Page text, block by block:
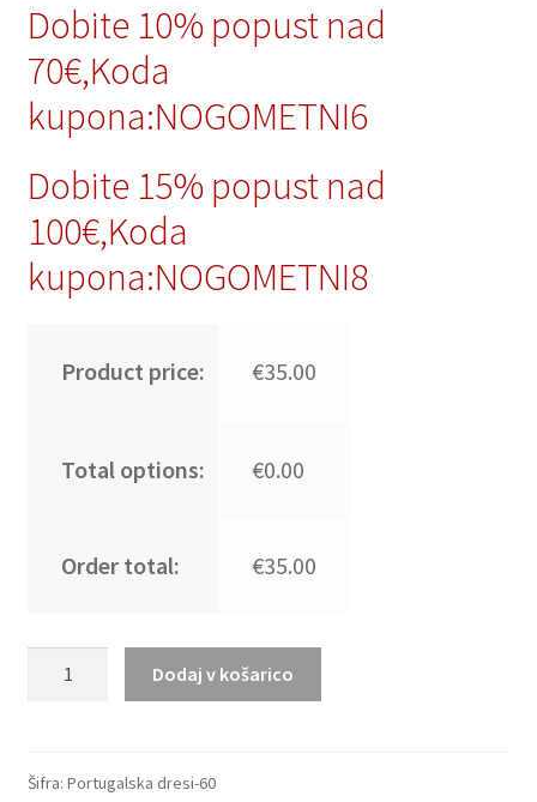
Dobite 10% popust nad
70€,Koda
kupona:NOGOMETNI6
Dobite 15% popust nad
100€,Koda
kupona:NOGOMETNI8
Product price: €35.00
Total options: €0.00
Order total: €35.00
Gonçalo
Dodaj v košarico
Šifra: Portugalska dresi-60